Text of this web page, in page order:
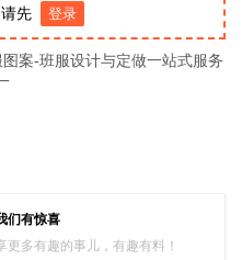
先 登录
案-班服设计与定做一站式服务
们有惊喜
更多有趣的事儿，有趣有料！